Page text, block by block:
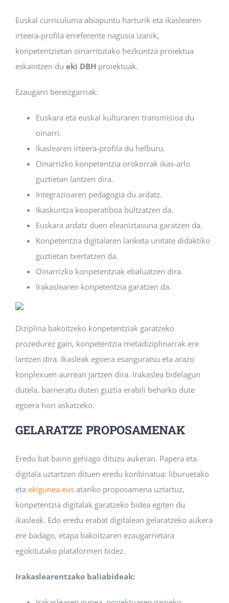
Euskal curriculuma abiapuntu harturik eta ikaslearen
irteera-profila erreferente nagusia izanik,
konpetentzietan oinarritutako hezkuntza proiektua
eskaintzen du eki DBH proiektuak.
Ezaugarri bereizgarriak:
Euskara eta euskal kulturaren transmisioa du
oinarri.
Ikaslearen irteera-profila du helburu.
Oinarrizko konpetentzia orokorrak ikas-arlo
guztietan lantzen dira.
Integrazioaren pedagogia du ardatz.
Ikaskuntza kooperatiboa bultzatzen da.
Euskara ardatz duen eleaniztasuna garatzen da.
Konpetentzia digitalaren lanketa unitate didaktiko
guztietan txertatzen da.
Oinarrizko konpetentziak ebaluatzen dira.
Irakaslearen konpetentzia garatzen da.
Diziplina bakoitzeko konpetentziak garatzeko
prozedurez gain, konpetentzia metadiziplinarrak ere
lantzen dira. Ikasleak egoera esanguratsu eta arazo
konplexuen aurrean jartzen dira. Irakaslea bidelagun
dutela, barneratu duten guztia erabili beharko dute
egoera hori askatzeko.
GELARATZE PROPOSAMENAK
Eredu bat baino gehiago dituzu aukeran. Papera eta
digitala uztartzen dituen eredu konbinatua: liburuetako
eta ekigunea.eusatariko proposamena uztartuz,
konpetentzia digitalak garatzeko bidea egiten du
ikasleak. Edo eredu erabat digitalean gelaratzeko aukera
ere badago, etapa bakoitzaren ezaugarrietara
egokitutako plataformen bidez.
Irakaslearentzako baliabideak: